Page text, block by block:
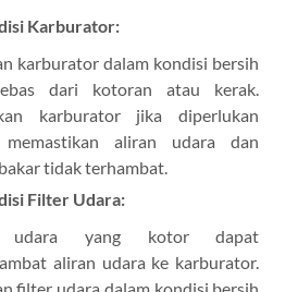
Karburator:
karburator dalam kondisi bersih
dari kotoran atau kerak.
karburator jika diperlukan
aliran udara dan
tidak terhambat.
Filter Udara:
udara yang kotor dapat
aliran udara ke karburator.